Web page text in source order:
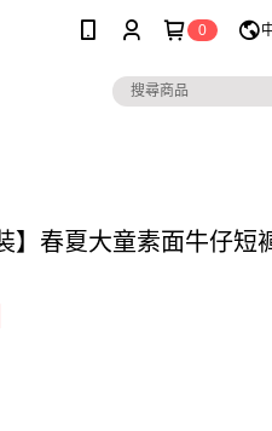
0
】春夏大童素面牛仔短